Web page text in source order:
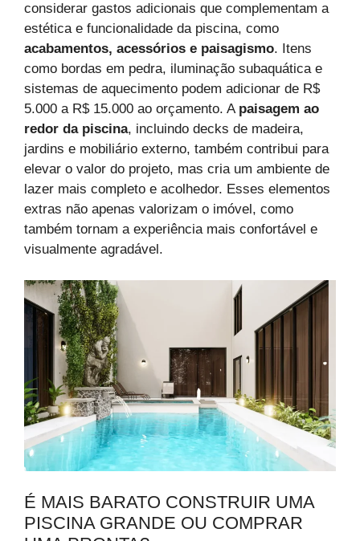
considerar gastos adicionais que complementam a
estética e funcionalidade da piscina, como
acabamentos, acessórios e paisagismo. Itens
como bordas em pedra, iluminação subaquática e
sistemas de aquecimento podem adicionar de R$
5.000 a R$ 15.000 ao orçamento. A paisagem ao
redor da piscina, incluindo decks de madeira,
jardins e mobiliário externo, também contribui para
elevar o valor do projeto, mas cria um ambiente de
lazer mais completo e acolhedor. Esses elementos
extras não apenas valorizam o imóvel, como
também tornam a experiência mais confortável e
visualmente agradável.
É MAIS BARATO CONSTRUIR UMA
PISCINA GRANDE OU COMPRAR